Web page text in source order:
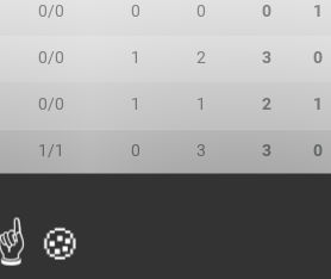
0/0 0 0 0 1
0/0 1 2 3 0
0/0 1 1 2 1
1/1 0 3 3 0
0/0